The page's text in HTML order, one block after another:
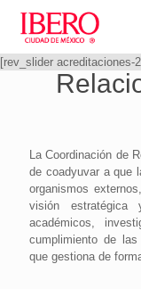
[rev_slider acreditaciones-
La Coordinación de
de coadyuvar a que
organismos
visión
académicos,
cumplimiento de
que gestiona de